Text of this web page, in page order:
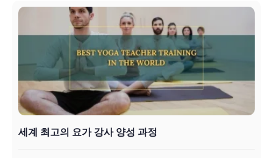
세계 최고의 요가 강사 양성 과정